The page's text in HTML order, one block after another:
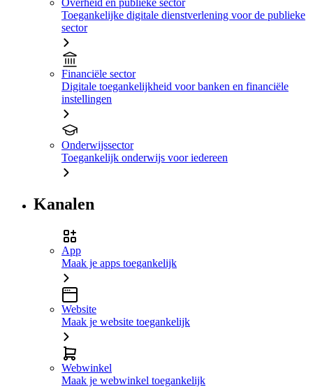
Overheid en publieke sector
Toegankelijke digitale dienstverlening voor de publieke
sector
Financiële sector
Digitale toegankelijkheid voor banken en financiële
instellingen
Onderwijssector
Toegankelijk onderwijs voor iedereen
Kanalen
App
Maak je apps toegankelijk
Website
Maak je website toegankelijk
Webwinkel
Maak je webwinkel toegankelijk